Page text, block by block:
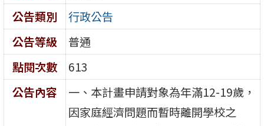
公告類別
行政公告
公告等級
普通
點閱次數
613
公告內容
一、本計畫申請對象為年滿12-19歲，
因家庭經濟問題而暫時離開學校之